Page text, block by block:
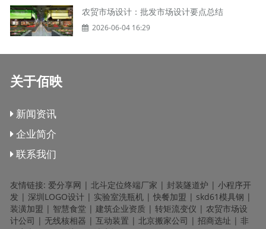
农贸市场设计：批发市场设计要点总结
2026-06-04 16:29
关于佰映
新闻资讯
企业简介
联系我们
友情链接: 爱分享网 |北斗定位终端厂家 |封装隧道炉 |小程序开
发 |深圳LOGO设计 | 实验室洗瓶机 |快餐加盟 | skd61模具钢 |
装潢加盟 | 智慧食堂 |建筑企业资质 |转矩流变仪 |农贸市场设
计公司 | 无线核相器 |互动装置 |北京搬家公司 |招商选址 |非